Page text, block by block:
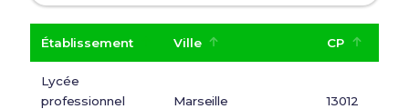
Établissement Ville CP
Lycée
professionnel
Marseille 13012